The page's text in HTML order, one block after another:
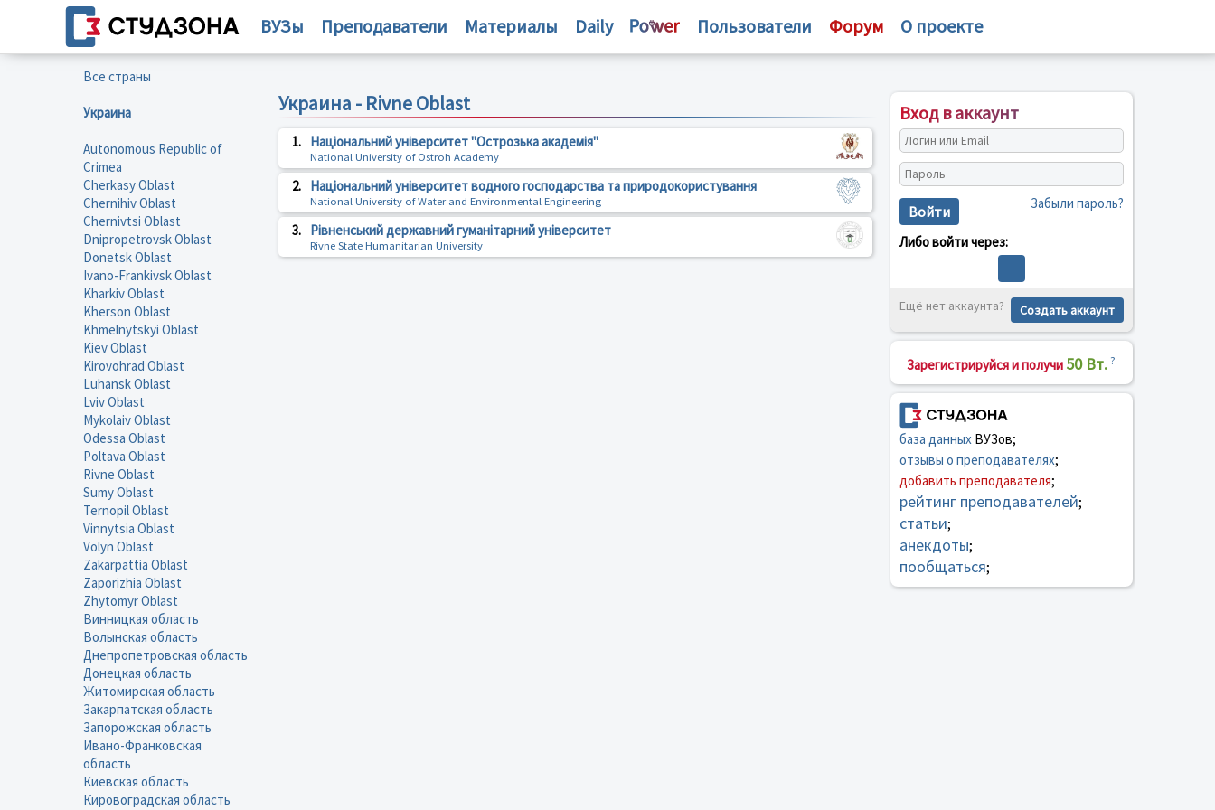
ВУЗы Преподаватели Материалы Daily Пользователи Форум О проекте
Все страны
Украина
Autonomous Republic of
Crimea
Cherkasy Oblast
Chernihiv Oblast
Chernivtsi Oblast
Dnipropetrovsk Oblast
Donetsk Oblast
Ivano-Frankivsk Oblast
Kharkiv Oblast
Kherson Oblast
Khmelnytskyi Oblast
Kiev Oblast
Kirovohrad Oblast
Luhansk Oblast
Lviv Oblast
Mykolaiv Oblast
Odessa Oblast
Poltava Oblast
Rivne Oblast
Sumy Oblast
Ternopil Oblast
Vinnytsia Oblast
Volyn Oblast
Zakarpattia Oblast
Zaporizhia Oblast
Zhytomyr Oblast
Винницкая область
Волынская область
Днепропетровская область
Донецкая область
Житомирская область
Закарпатская область
Запорожская область
Ивано-Франковская
область
Киевская область
Кировоградская область
Украина - Rivne Oblast
1. Національний університет "Острозька академія"
National University of Ostroh Academy
2. Національний університет водного господарства та природокористування
National University of Water and Environmental Engineering
3. Рівненський державний гуманітарний університет
Rivne State Humanitarian University
Вход в аккаунт
Войти Забыли пароль?
Либо войти через:
Ещё нет аккаунта? Создать аккаунт
Зарегистрируйся и получи 50 Вт. ?
база данныхВУЗов;
отзывы о преподавателях;
добавить преподавателя;
рейтинг преподавателей;
статьи;
анекдоты;
пообщаться;